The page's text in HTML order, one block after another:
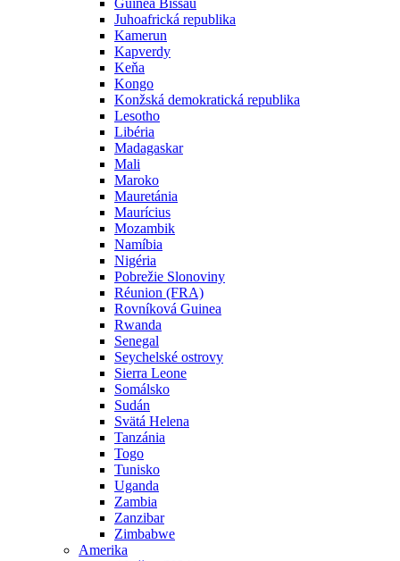
Guinea Bissau
Juhoafrická republika
Kamerun
Kapverdy
Keňa
Kongo
Konžská demokratická republika
Lesotho
Libéria
Madagaskar
Mali
Maroko
Mauretánia
Maurícius
Mozambik
Namíbia
Nigéria
Pobrežie Slonoviny
Réunion (FRA)
Rovníková Guinea
Rwanda
Senegal
Seychelské ostrovy
Sierra Leone
Somálsko
Sudán
Svätá Helena
Tanzánia
Togo
Tunisko
Uganda
Zambia
Zanzibar
Zimbabwe
Amerika